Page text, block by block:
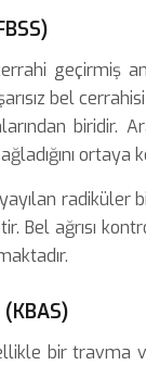
geçirmiş
bel
biridir.
ortaya
radiküler
Bel ağrısı
bir travma